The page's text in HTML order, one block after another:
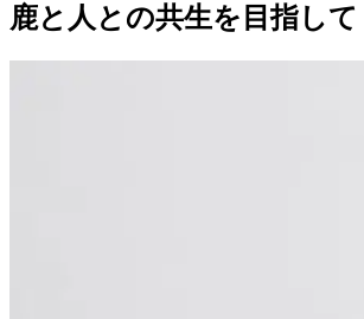
鹿と人との共生を目指して